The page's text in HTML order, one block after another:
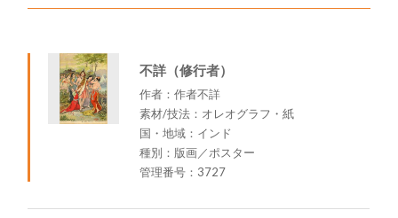
不詳（修行者）
作者：作者不詳
素材/技法：オレオグラフ・紙
国・地域：インド
種別：版画／ポスター
管理番号：3727